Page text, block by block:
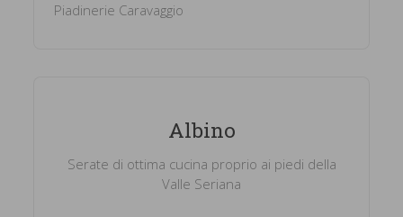
Piadinerie Caravaggio
Albino
Serate di ottima cucina proprio ai piedi della
Valle Seriana